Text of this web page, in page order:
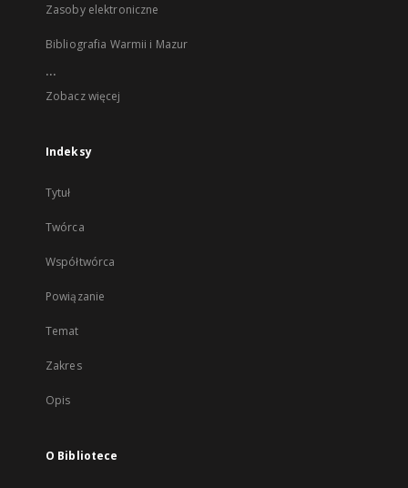
Zasoby elektroniczne
Bibliografia Warmii i Mazur
...
Zobacz więcej
Indeksy
Tytuł
Twórca
Współtwórca
Powiązanie
Temat
Zakres
Opis
O Bibliotece